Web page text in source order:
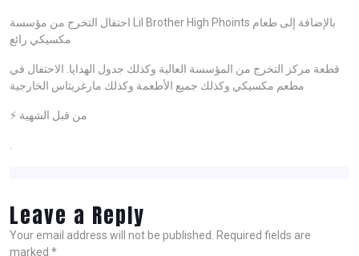
احتفال التخرج من مؤسسة Lil Brother High Phoints بالإضافة إلى طعام
مكسيكي رائع
قطعة مركز التخرج من المؤسسة العالية وكذلك جدول الهدايا. الاحتفال في
مطعم مكسيكي وكذلك جميع الأطعمة وكذلك مارغريتاس الخارجية
⚡ من قبل الشهية
Leave a Reply
Your email address will not be published.
Required fields are
marked *